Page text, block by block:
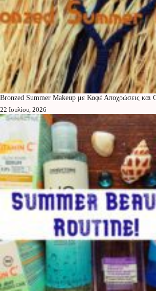
Bronzed Summer Makeup με Καφέ Αποχρώσεις και
22 Ιουλίου, 2026